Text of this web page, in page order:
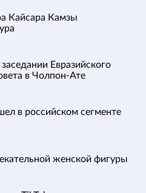
Кайсара Камзы
Евразийского
в Чолпон-Ате
в российском сегменте
женской фигуры